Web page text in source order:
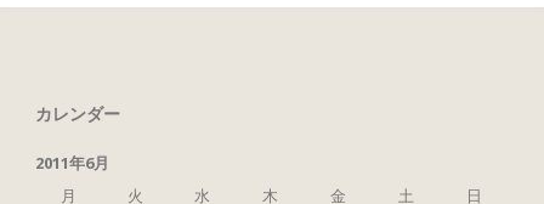
カレンダー
2011年6月
月
火 水 木 金 土
日